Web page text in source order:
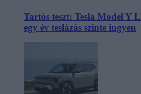
Tartós teszt: Tesla Model Y
egy év teslázás szinte ingyen